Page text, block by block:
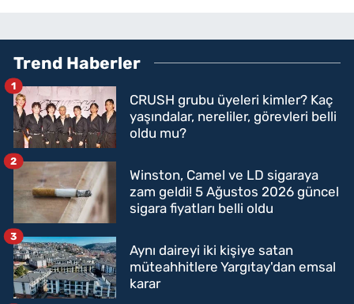
Trend Haberler
CRUSH grubu üyeleri kimler? Kaç
yaşındalar, nereliler, görevleri belli
oldu mu?
1
Winston, Camel ve LD sigaraya
zam geldi! 5 Ağustos 2026 güncel
sigara fiyatları belli oldu
2
Aynı daireyi iki kişiye satan
müteahhitlere Yargıtay'dan emsal
karar
3